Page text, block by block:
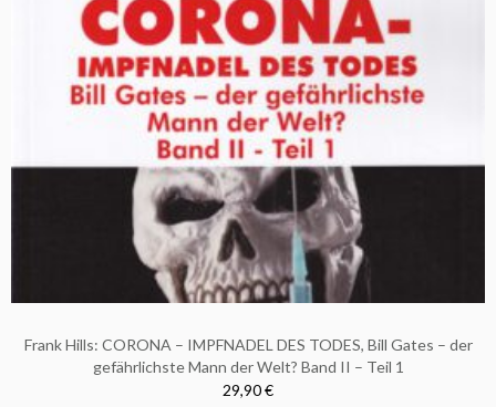
Frank Hills: CORONA – IMPFNADEL DES TODES, Bill Gates – der
gefährlichste Mann der Welt? Band II – Teil 1
29,90 €